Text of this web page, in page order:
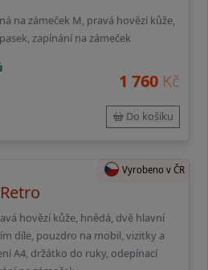
na zámeček M, pravá hovězí kůže,
zapínání na zámeček
1 760 Kč
Do košíku
Vyrobeno v ČR
hovězí kůže, hnědá, dvě hlavní
díle, pouzdro na mobil, vizitky a
A4, držátko do ruky, odepínací